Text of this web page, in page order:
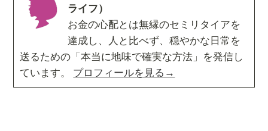
ライフ）
お金の心配とは無縁のセミリタイアを
達成し、人と比べず、穏やかな日常を
送るための「本当に地味で確実な方法」を発信し
ています。 プロフィールを見る→